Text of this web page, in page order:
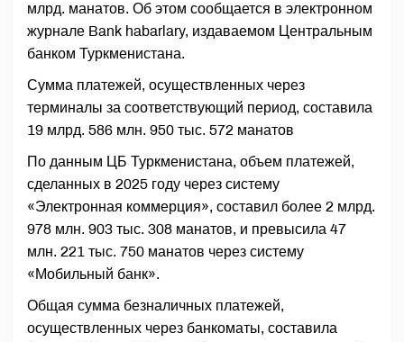
млрд. манатов. Об этом сообщается в электронном
журнале Bank habarlary, издаваемом Центральным
банком Туркменистана.
Сумма платежей, осуществленных через
терминалы за соответствующий период, составила
19 млрд. 586 млн. 950 тыс. 572 манатов
По данным ЦБ Туркменистана, объем платежей,
сделанных в 2025 году через систему
«Электронная коммерция», составил более 2 млрд.
978 млн. 903 тыс. 308 манатов, и превысила 47
млн. 221 тыс. 750 манатов через систему
«Мобильный банк».
Общая сумма безналичных платежей,
осуществленных через банкоматы, составила